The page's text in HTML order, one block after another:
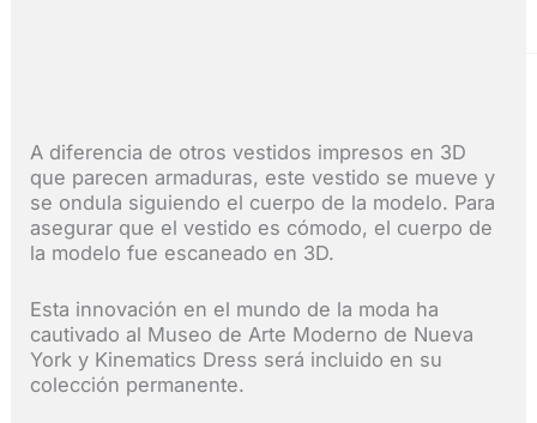
A diferencia de otros vestidos impresos en 3D
que parecen armaduras, este vestido se mueve y
se ondula siguiendo el cuerpo de la modelo. Para
asegurar que el vestido es cómodo, el cuerpo de
la modelo fue escaneado en 3D.
Esta innovación en el mundo de la moda ha
cautivado al Museo de Arte Moderno de Nueva
York y Kinematics Dress será incluido en su
colección permanente.